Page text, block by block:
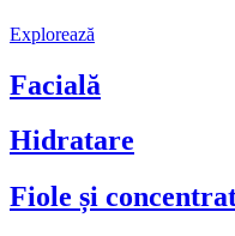
Explorează
Facială
Hidratare
Fiole și